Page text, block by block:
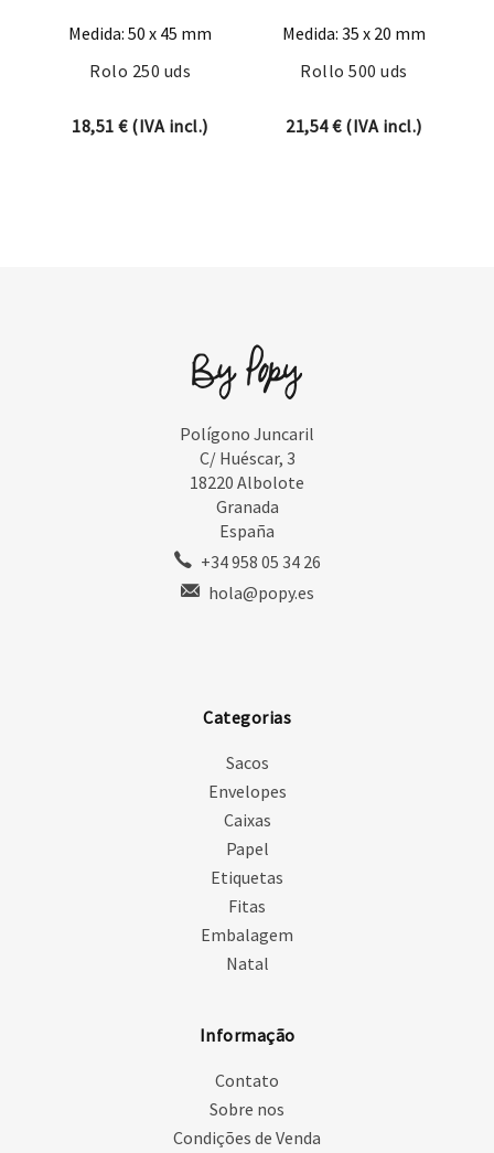
Medida: 50 x 45 mm
Rolo 250 uds
18,51€(IVA incl.)
Medida: 35 x 20 mm
Rollo 500 uds
21,54€(IVA incl.)
Polígono Juncaril
C/ Huéscar, 3
18220 Albolote
Granada
España
+34 958 05 34 26
hola@popy.es
Categorias
Sacos
Envelopes
Caixas
Papel
Etiquetas
Fitas
Embalagem
Natal
Informação
Contato
Sobre nos
Condições de Venda